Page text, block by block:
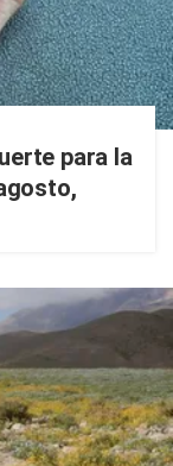
para la